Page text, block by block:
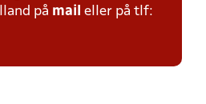
på mail eller på tlf: